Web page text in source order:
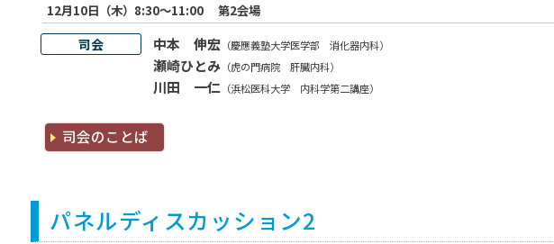
12月10日（木）8:30～11:00
第2会場
司会
中本 伸宏（慶應義塾大学医学部 消化器内科）
瀬崎ひとみ（虎の門病院 肝臓内科）
川田 一仁（浜松医科大学 内科学第二講座）
司会のことば
パネルディスカッション2